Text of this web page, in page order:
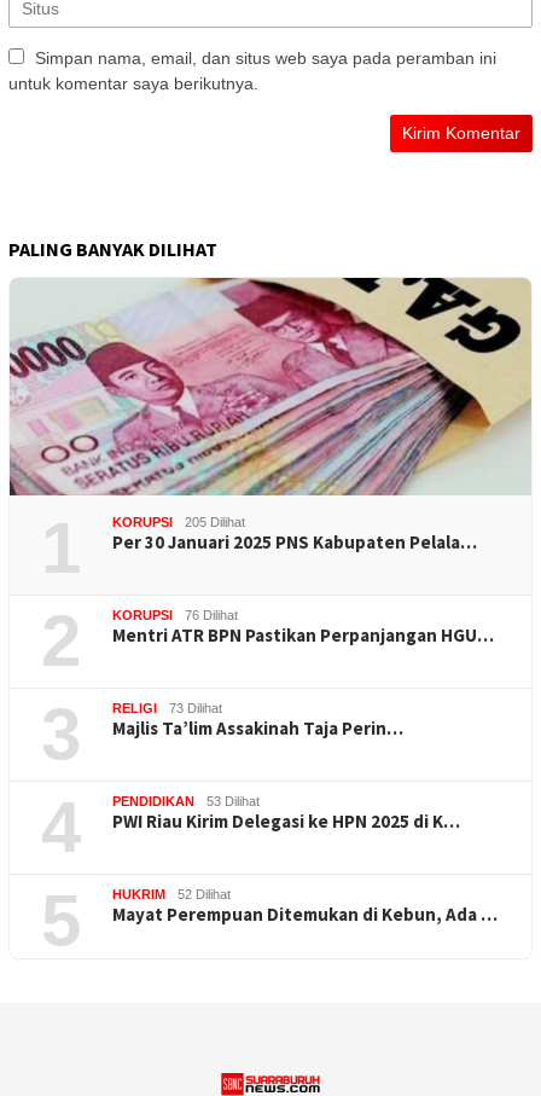
Simpan nama, email, dan situs web saya pada peramban ini
untuk komentar saya berikutnya.
PALING BANYAK DILIHAT
1 KORUPSI 205 Dilihat
Per 30 Januari 2025 PNS Kabupaten Pelala…
2 KORUPSI 76 Dilihat
Mentri ATR BPN Pastikan Perpanjangan HGU…
3 RELIGI 73 Dilihat
Majlis Ta’lim Assakinah Taja Perin…
4 PENDIDIKAN 53 Dilihat
PWI Riau Kirim Delegasi ke HPN 2025 di K…
5 HUKRIM 52 Dilihat
Mayat Perempuan Ditemukan di Kebun, Ada …